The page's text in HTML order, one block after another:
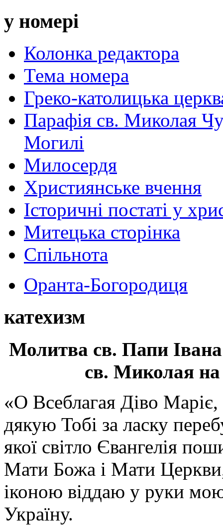
у номері
Колонка редактора
Тема номера
Греко-католицька
Парафія св. Миколая
Могилі
Милосердя
Християнське вчення
Історичні постаті у
Митецька сторінка
Спільнота
Оранта-Богородиця
катехизм
Молитва св. Папи
св. Миколая на
«О Всеблагая Діво
дякую Тобі за ласку
якої світло Євангелія
Мати Божа і Мати
іконою віддаю у руки
Україну.